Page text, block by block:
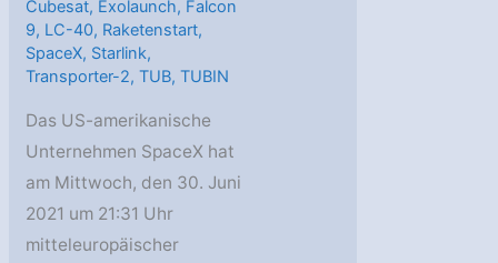
Cubesat, Exolaunch, Falcon
9, LC-40, Raketenstart,
SpaceX, Starlink,
Transporter-2,TUB,TUBIN
Das US-amerikanische
Unternehmen SpaceX hat
am Mittwoch, den 30. Juni
2021 um 21:31 Uhr
mitteleuropäischer